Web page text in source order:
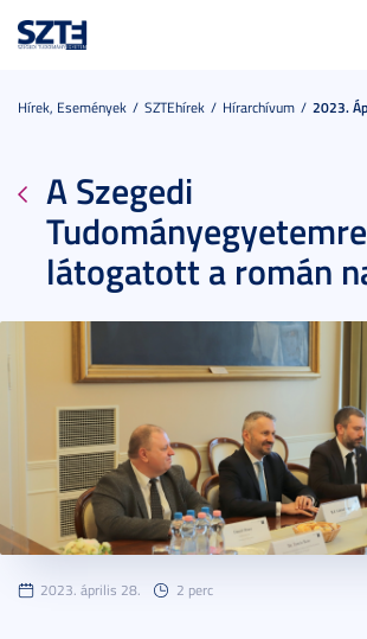
Hírek, Események SZTEhírek Hírarchívum 2023.
A Szegedi
Tudományegyetemre
látogatott a román
2023. április 28. 2 perc